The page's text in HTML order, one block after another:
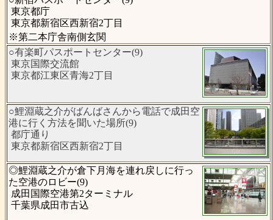
東京都庁
東京都新宿区西新宿2丁目
※第二本庁舎南側玄関
○有楽町パスポートセンター(9)
東京国際交流館
東京都江東区青海2丁目
○鯉淵蔵之介がばんばさんから電話で成田空
港に行く方法を聞いた場所(9)
都庁通り
東京都新宿区西新宿2丁目
◎鯉淵蔵之介が倉下月海を連れ戻しに行っ
た空港のロビー(9)
成田国際空港第2ターミナル
千葉県成田市古込